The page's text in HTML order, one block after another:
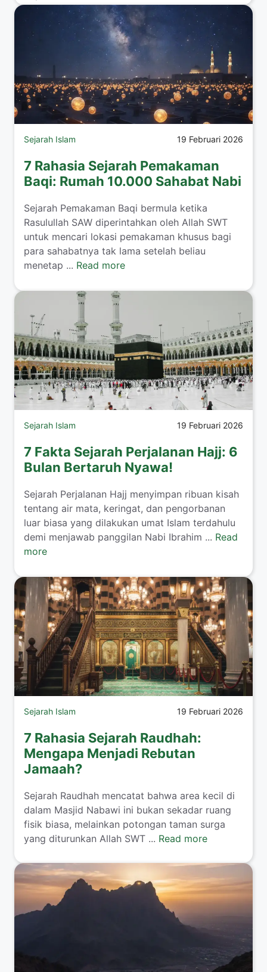
Sejarah Islam 19 Februari 2026
7 Rahasia Sejarah Pemakaman
Baqi: Rumah 10.000 Sahabat Nabi
Sejarah Pemakaman Baqi bermula ketika
Rasulullah SAW diperintahkan oleh Allah SWT
untuk mencari lokasi pemakaman khusus bagi
para sahabatnya tak lama setelah beliau
menetap ... Read more
Sejarah Islam 19 Februari 2026
7 Fakta Sejarah Perjalanan Hajj: 6
Bulan Bertaruh Nyawa!
Sejarah Perjalanan Hajj menyimpan ribuan kisah
tentang air mata, keringat, dan pengorbanan
luar biasa yang dilakukan umat Islam terdahulu
demi menjawab panggilan Nabi Ibrahim ... Read
more
Sejarah Islam 19 Februari 2026
7 Rahasia Sejarah Raudhah:
Mengapa Menjadi Rebutan
Jamaah?
Sejarah Raudhah mencatat bahwa area kecil di
dalam Masjid Nabawi ini bukan sekadar ruang
fisik biasa, melainkan potongan taman surga
yang diturunkan Allah SWT ... Read more